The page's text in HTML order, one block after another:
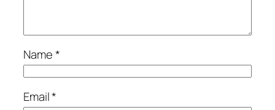
Name*
Email*